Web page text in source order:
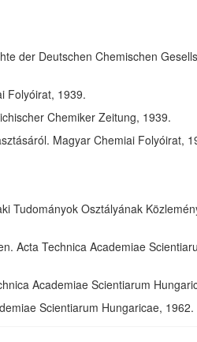
der Deutschen Chemischen
Folyóirat, 1939.
Chemiker Zeitung, 1939.
Magyar Chemiai Folyóirat,
Tudományok Osztályának
Acta Technica Academiae
Academiae Scientiarum
Scientiarum Hungaricae,